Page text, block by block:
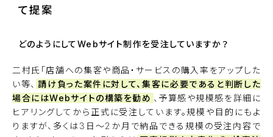
て提案
どのようにしてWebサイト制作を受注していますか？
二村氏「店舗への集客や商品・サービスの購入率をアップした
い等、 請け負った案件に対して、集客に必要であると判断した
場合にはWebサイトの構築を勧め 、予算感や規模感を詳細に
ヒアリングしてから正式に受注しています。規模や目的にもよ
りますが、多くは3日～2か月で納品できる規模の受注内容で